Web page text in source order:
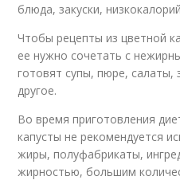
блюда, закуски,
Чтобы рецепты из цветной
ее нужно сочетать с
готовят супы, пюре, салаты,
другое.
Во время приготовления
капусты не рекомендуется
жиры, полуфабрикаты,
жирностью, большим